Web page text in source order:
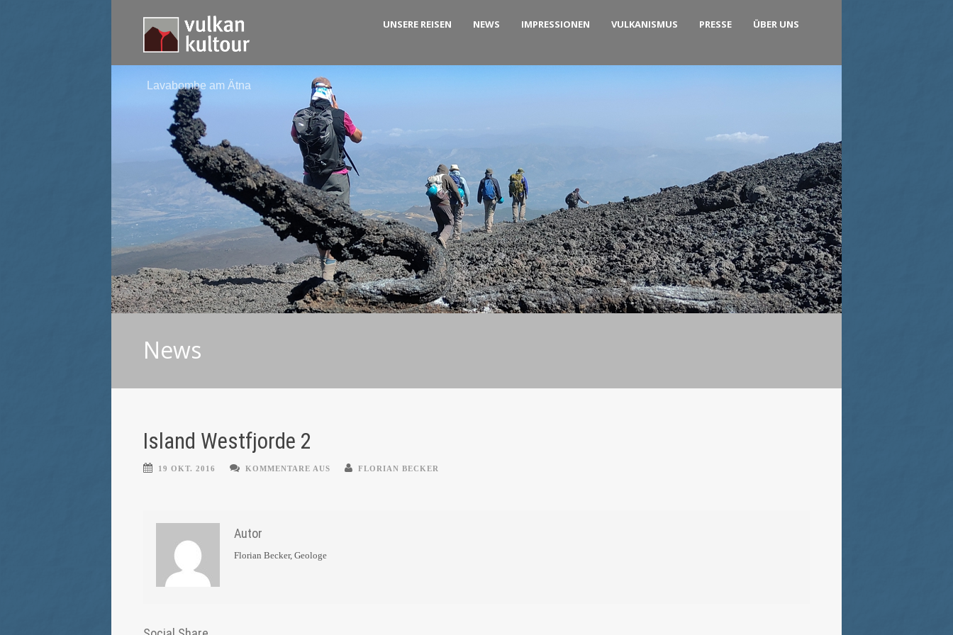
UNSERE REISEN NEWS IMPRESSIONEN VULKANISMUS PRESSE ÜBER UNS
Lavabombe am Ätna
News
Island Westfjorde 2
19 OKT. 2016 KOMMENTARE AUS FLORIAN BECKER
Autor
Florian Becker, Geologe